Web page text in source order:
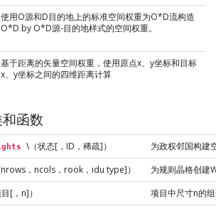
使用O源和D目的地上的标准空间权重为O*D流构造
O*D by O*D源-目的地样式的空间权重。
基于距离的矢量空间权重，使用原点x、y坐标和目标
x、y坐标之间的四维距离计算
函数
\（状态[，ID，稀疏]） 为政权邻国构建
，ncols，rook，idu type]） 为规则晶格创建
[，n]） 项目中尺寸n的